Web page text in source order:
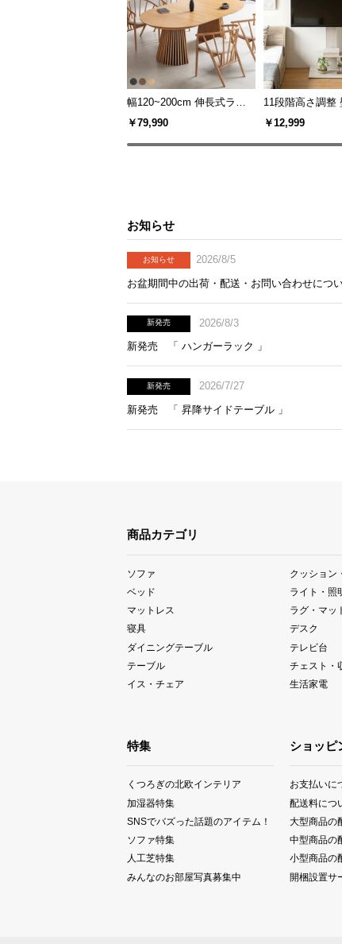
幅120~200cm 伸長式ラウ
ンドダイニングテーブル 6
人掛け 天然木突板 美しい
格子デザイン
￥79,990
11段階高さ調整
スタンド キャス
上下左右角度調
￥12,999
お知らせ
お知らせ
2026/8/5
お盆期間中の出荷・配送・お問い合わせにつ
新発売
2026/8/3
新発売 「 ハンガーラック 」
新発売
2026/7/27
新発売 「 昇降サイドテーブル 」
商品カテゴリ
ソファ
ベッド
マットレス
寝具
ダイニングテーブル
テーブル
イス・チェア
クッション
ライト・照
ラグ・マッ
デスク
テレビ台
チェスト・
生活家電
特集
くつろぎの北欧インテリア
加湿器特集
SNSでバズった話題のアイテム！
ソファ特集
人工芝特集
みんなのお部屋写真募集中
ショッピ
お支払いに
配送料につ
大型商品の
中型商品の
小型商品の
開梱設置サ